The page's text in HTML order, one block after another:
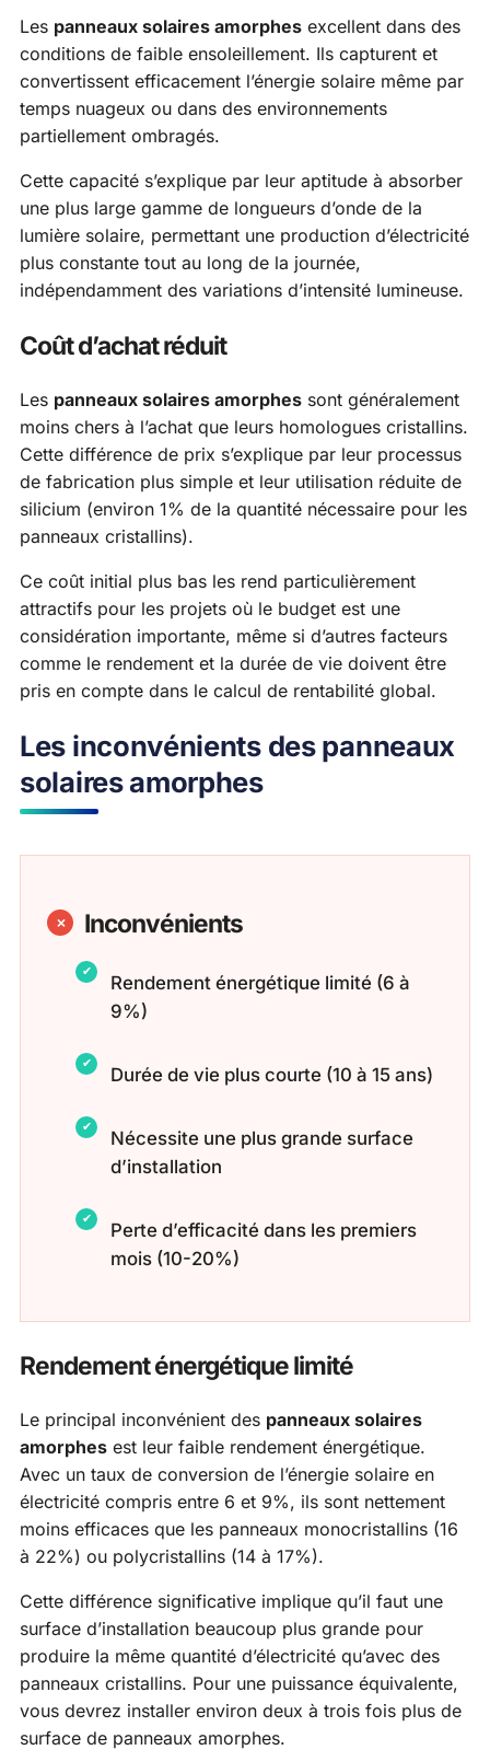
Les panneaux solaires amorphes excellent dans des
conditions de faible ensoleillement. Ils capturent et
convertissent efficacement l’énergie solaire même par
temps nuageux ou dans des environnements
partiellement ombragés.
Cette capacité s’explique par leur aptitude à absorber
une plus large gamme de longueurs d’onde de la
lumière solaire, permettant une production d’électricité
plus constante tout au long de la journée,
indépendamment des variations d’intensité lumineuse.
Coût d’achat réduit
Les panneaux solaires amorphes sont généralement
moins chers à l’achat que leurs homologues cristallins.
Cette différence de prix s’explique par leur processus
de fabrication plus simple et leur utilisation réduite de
silicium (environ 1% de la quantité nécessaire pour les
panneaux cristallins).
Ce coût initial plus bas les rend particulièrement
attractifs pour les projets où le budget est une
considération importante, même si d’autres facteurs
comme le rendement et la durée de vie doivent être
pris en compte dans le calcul de rentabilité global.
Les inconvénients des panneaux
solaires amorphes
Inconvénients
Rendement énergétique limité (6 à
9%)
Durée de vie plus courte (10 à 15 ans)
Nécessite une plus grande surface
d’installation
Perte d’efficacité dans les premiers
mois (10-20%)
Rendement énergétique limité
Le principal inconvénient des panneaux solaires
amorphes est leur faible rendement énergétique.
Avec un taux de conversion de l’énergie solaire en
électricité compris entre 6 et 9%, ils sont nettement
moins efficaces que les panneaux monocristallins (16
à 22%) ou polycristallins (14 à 17%).
Cette différence significative implique qu’il faut une
surface d’installation beaucoup plus grande pour
produire la même quantité d’électricité qu’avec des
panneaux cristallins. Pour une puissance équivalente,
vous devrez installer environ deux à trois fois plus de
surface de panneaux amorphes.